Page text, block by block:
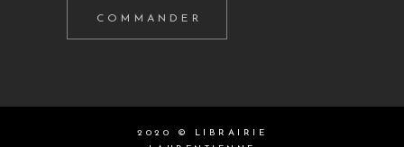
COMMANDER
2020 © LIBRAIRIE